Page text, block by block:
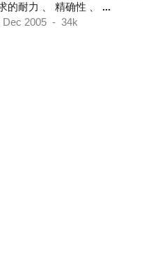
的耐力 、 精确性 、 ...
2005 - 34k